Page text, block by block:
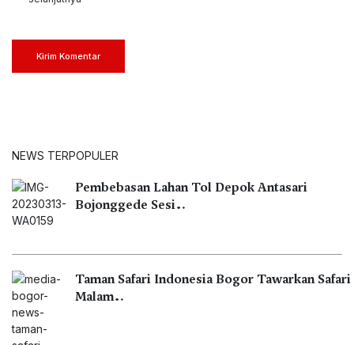
Kirim Komentar
NEWS TERPOPULER
Pembebasan Lahan Tol Depok Antasari
Bojonggede Sesi…
Taman Safari Indonesia Bogor Tawarkan Safari
Malam…